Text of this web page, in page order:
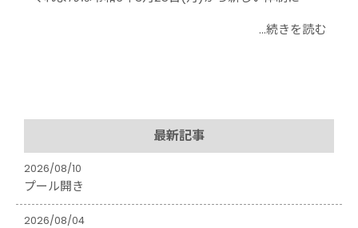
...続きを読む
最新記事
2026/08/10
プール開き
2026/08/04